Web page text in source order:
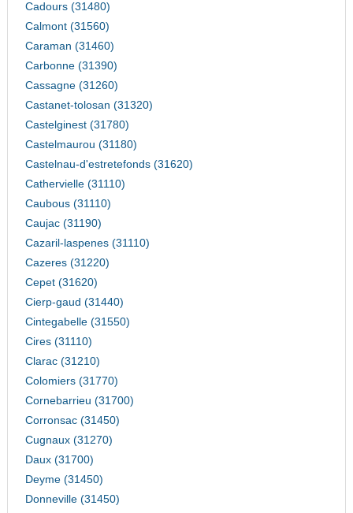
Cadours (31480)
Calmont (31560)
Caraman (31460)
Carbonne (31390)
Cassagne (31260)
Castanet-tolosan (31320)
Castelginest (31780)
Castelmaurou (31180)
Castelnau-d'estretefonds (31620)
Cathervielle (31110)
Caubous (31110)
Caujac (31190)
Cazaril-laspenes (31110)
Cazeres (31220)
Cepet (31620)
Cierp-gaud (31440)
Cintegabelle (31550)
Cires (31110)
Clarac (31210)
Colomiers (31770)
Cornebarrieu (31700)
Corronsac (31450)
Cugnaux (31270)
Daux (31700)
Deyme (31450)
Donneville (31450)